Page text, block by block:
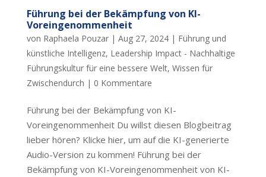
Führung bei der Bekämpfung von KI-
Voreingenommenheit
von Raphaela Pouzar| Aug 27, 2024| Führung und
künstliche Intelligenz, Leadership Impact - Nachhaltige
Führungskultur für eine bessere Welt, Wissen für
Zwischendurch | 0 Kommentare
Führung bei der Bekämpfung von KI-
Voreingenommenheit Du willst diesen Blogbeitrag
lieber hören? Klicke hier, um auf die KI-generierte
Audio-Version zu kommen! Führung bei der
Bekämpfung von KI-Voreingenommenheit von KI-